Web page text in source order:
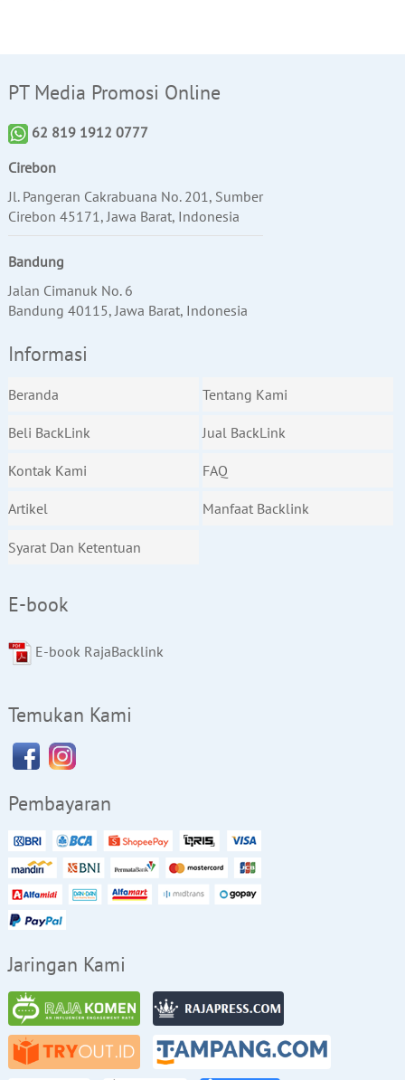
PT Media Promosi Online
62 819 1912 0777
Cirebon
Jl. Pangeran Cakrabuana No. 201, Sumber
Cirebon 45171, Jawa Barat, Indonesia
Bandung
Jalan Cimanuk No. 6
Bandung 40115, Jawa Barat, Indonesia
Informasi
Beranda Tentang Kami
Beli BackLink Jual BackLink
Kontak Kami FAQ
Artikel Manfaat Backlink
Syarat Dan Ketentuan
E-book
E-book RajaBacklink
Temukan Kami
Pembayaran
Jaringan Kami